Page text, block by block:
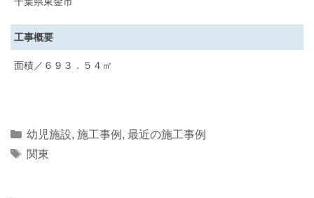
工事概要
面積／６９３．５４㎡
Categories
幼児施設, 施工事例 , 最近の施工事例
Tags
関東